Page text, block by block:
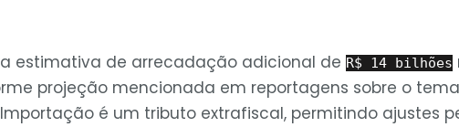
estimativa de arrecadação adicional de R$ 14 bilhões
projeção mencionada em reportagens sobre o
é um tributo extrafiscal, permitindo ajustes